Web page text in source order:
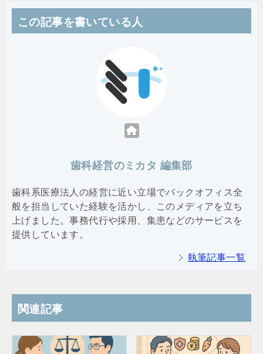
この記事を書いている人
歯科経営のミカタ 編集部
歯科系医療法人の経営に近い立場でバックオフィス全
般を担当していた経験を活かし、このメディアを立ち
上げました。事務代行や採用、集患などのサービスを
提供しています。
執筆記事一覧
関連記事